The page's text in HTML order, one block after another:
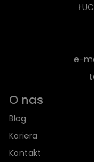
e-
O nas
Blog
Kariera
Kontakt